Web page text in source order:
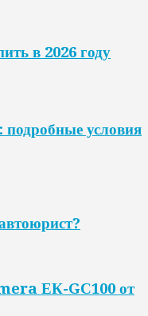
в 2026 году
условия
ЕК-GС100 от